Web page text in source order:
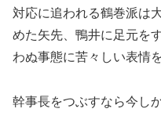
対応に追われる鶴巻派は
めた矢先、鴨井に足元を
わぬ事態に苦々しい表情
幹事長をつぶすなら今し